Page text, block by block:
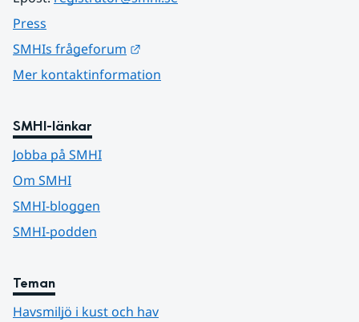
Press
SMHIs frågeforum
Mer kontaktinformation
SMHI-länkar
Jobba på SMHI
Om SMHI
SMHI-bloggen
SMHI-podden
Teman
Havsmiljö i kust och hav